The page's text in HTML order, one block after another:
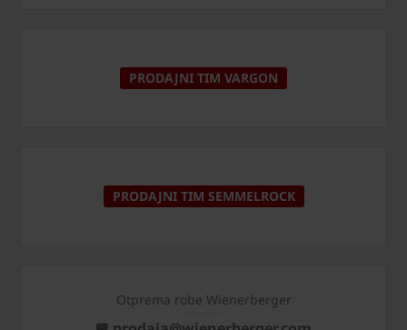
PRODAJNI TIM VARGON
PRODAJNI TIM SEMMELROCK
Otprema robe Wienerberger